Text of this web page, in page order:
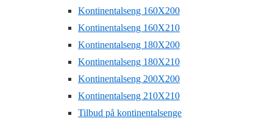
Kontinentalseng 160X200
Kontinentalseng 160X210
Kontinentalseng 180X200
Kontinentalseng 180X210
Kontinentalseng 200X200
Kontinentalseng 210X210
Tilbud på kontinentalsenge